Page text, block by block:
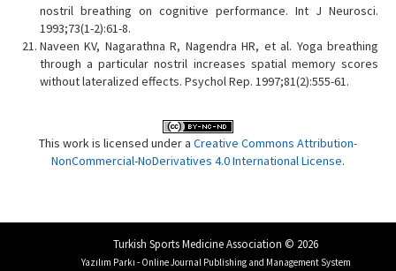
nostril breathing on cognitive performance. Int J Neurosci.
1993;73(1-2):61-8.
Naveen KV, Nagarathna R, Nagendra HR, et al. Yoga breathing
through a particular nostril increases spatial memory scores
without lateralized effects. Psychol Rep. 1997;81(2):555-61.
This work is licensed under a Creative Commons Attribution-
NonCommercial-NoDerivatives 4.0 International License.
Turkish Sports Medicine Association © 2026
Yazılım Parkı - Online Journal Publishing and Management System